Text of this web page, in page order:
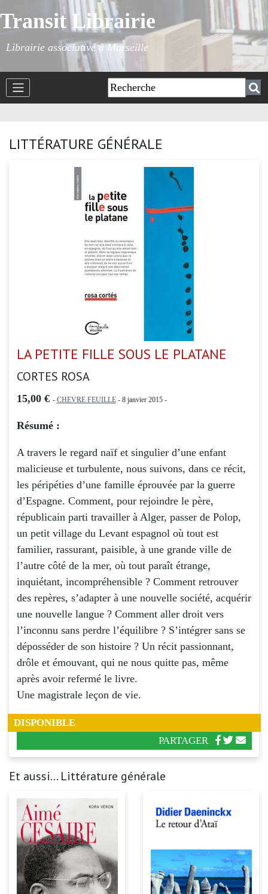
Transit Librairie
Librairie associative à Marseille
LITTÉRATURE GÉNÉRALE
LA PETITE FILLE SOUS LE PLATANE
CORTES ROSA
15,00 € - CHEVRE FEUILLE- 8 janvier 2015 -
Résumé :
A travers le regard naïf et singulier d’une enfant
malicieuse et turbulente, nous suivons, dans ce récit,
les péripéties d’une famille éprouvée par la guerre
d’Espagne. Comment, pour rejoindre le père,
républicain parti travailler à Alger, passer de Polop,
un petit village du Levant espagnol où tout est
familier, rassurant, paisible, à une grande ville de
l’autre côté de la mer, où tout paraît étrange,
inquiétant, incompréhensible ? Comment retrouver
des repères, s’adapter à une nouvelle société, acquérir
une nouvelle langue ? Comment aller droit vers
l’inconnu sans perdre l’équilibre ? S’intégrer sans se
déposséder de son histoire ? Un récit passionnant,
drôle et émouvant, qui ne nous quitte pas, même
après avoir refermé le livre.
Une magistrale leçon de vie.
DISPONIBLE
PARTAGER
Et aussi... Littérature générale